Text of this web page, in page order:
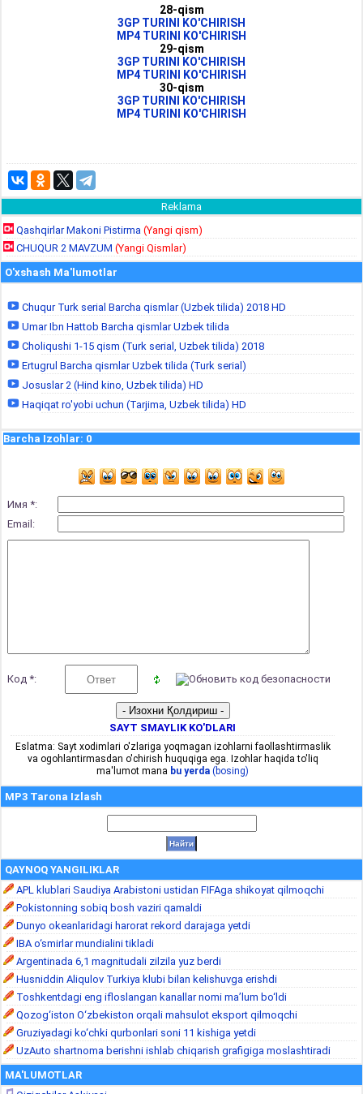
28-qism
3GP TURINI KO'CHIRISH
MP4 TURINI KO'CHIRISH
29-qism
3GP TURINI KO'CHIRISH
MP4 TURINI KO'CHIRISH
30-qism
3GP TURINI KO'CHIRISH
MP4 TURINI KO'CHIRISH
Reklama
Qashqirlar Makoni Pistirma (Yangi qism)
CHUQUR 2 MAVZUM (Yangi Qismlar)
O'xshash Ma'lumotlar
Chuqur Turk serial Barcha qismlar (Uzbek tilida) 2018 HD
Umar Ibn Hattob Barcha qismlar Uzbek tilida
Choliqushi 1-15 qism (Turk serial, Uzbek tilida) 2018
Ertugrul Barcha qismlar Uzbek tilida (Turk serial)
Josuslar 2 (Hind kino, Uzbek tilida) HD
Haqiqat ro'yobi uchun (Tarjima, Uzbek tilida) HD
Barcha Izohlar: 0
Имя *:
Email:
Код *:
SAYT SMAYLIK KO'DLARI
Eslatma: Sayt xodimlari o'zlariga yoqmagan izohlarni faollashtirmaslik
va ogohlantirmasdan o'chirish huquqiga ega. Izohlar haqida to'liq
ma'lumot mana bu yerda (bosing)
MP3 Tarona Izlash
QAYNOQ YANGILIKLAR
APL klublari Saudiya Arabistoni ustidan FIFAga shikoyat qilmoqchi
Pokistonning sobiq bosh vaziri qamaldi
Dunyo okeanlaridagi harorat rekord darajaga yetdi
IBA o‘smirlar mundialini tikladi
Argentinada 6,1 magnitudali zilzila yuz berdi
Husniddin Aliqulov Turkiya klubi bilan kelishuvga erishdi
Toshkentdagi eng ifloslangan kanallar nomi ma’lum bo‘ldi
Qozog‘iston O‘zbekiston orqali mahsulot eksport qilmoqchi
Gruziyadagi ko‘chki qurbonlari soni 11 kishiga yetdi
UzAuto shartnoma berishni ishlab chiqarish grafigiga moslashtiradi
MA'LUMOTLAR